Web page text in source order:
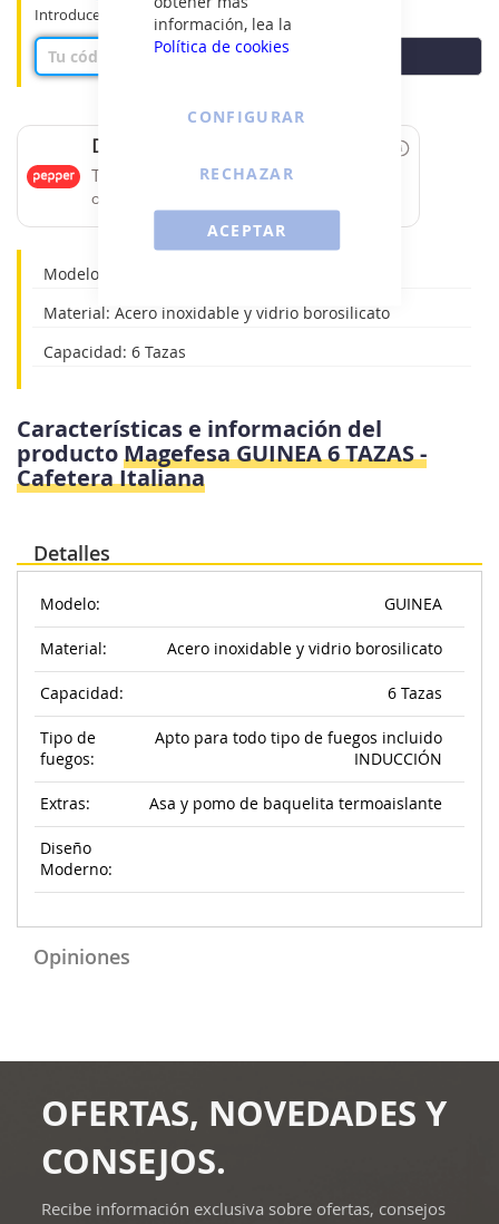
información, lea la
Política de cookies
ACEPTAR
CONFIGURAR
RECHAZAR
Introduce tu código postal para ver disponibilidad
Date un capricho
Tus compras de 60€ a 2000€ financiadas
con Pepper.
Modelo:GUINEA
Material: Acero inoxidable y vidrio borosilicato
Capacidad: 6 Tazas
Características e información del
productoMagefesa GUINEA 6 TAZAS -
Cafetera Italiana
Detalles
Modelo: GUINEA
Material: Acero inoxidable y vidrio borosilicato
Capacidad: 6 Tazas
Tipo de
fuegos:
Apto para todo tipo de fuegos incluido
INDUCCIÓN
Extras: Asa y pomo de baquelita termoaislante
Diseño
Moderno:
Opiniones
OFERTAS, NOVEDADES Y
CONSEJOS.
Recibe información exclusiva sobre ofertas, consejos